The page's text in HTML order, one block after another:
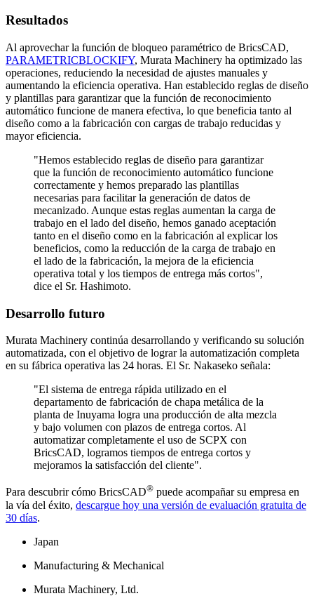
Resultados
Al aprovechar la función de bloqueo paramétrico de BricsCAD,
PARAMETRICBLOCKIFY, Murata Machinery ha optimizado las
operaciones, reduciendo la necesidad de ajustes manuales y
aumentando la eficiencia operativa. Han establecido reglas de diseño
y plantillas para garantizar que la función de reconocimiento
automático funcione de manera efectiva, lo que beneficia tanto al
diseño como a la fabricación con cargas de trabajo reducidas y
mayor eficiencia.
"Hemos establecido reglas de diseño para garantizar
que la función de reconocimiento automático funcione
correctamente y hemos preparado las plantillas
necesarias para facilitar la generación de datos de
mecanizado. Aunque estas reglas aumentan la carga de
trabajo en el lado del diseño, hemos ganado aceptación
tanto en el diseño como en la fabricación al explicar los
beneficios, como la reducción de la carga de trabajo en
el lado de la fabricación, la mejora de la eficiencia
operativa total y los tiempos de entrega más cortos",
dice el Sr. Hashimoto.
Desarrollo futuro
Murata Machinery continúa desarrollando y verificando su solución
automatizada, con el objetivo de lograr la automatización completa
en su fábrica operativa las 24 horas. El Sr. Nakaseko señala:
"El sistema de entrega rápida utilizado en el
departamento de fabricación de chapa metálica de la
planta de Inuyama logra una producción de alta mezcla
y bajo volumen con plazos de entrega cortos. Al
automatizar completamente el uso de SCPX con
BricsCAD, logramos tiempos de entrega cortos y
mejoramos la satisfacción del cliente".
Para descubrir cómo BricsCAD® puede acompañar su empresa en
la vía del éxito, descargue hoy una versión de evaluación gratuita de
30 días.
Japan
Manufacturing & Mechanical
Murata Machinery, Ltd.